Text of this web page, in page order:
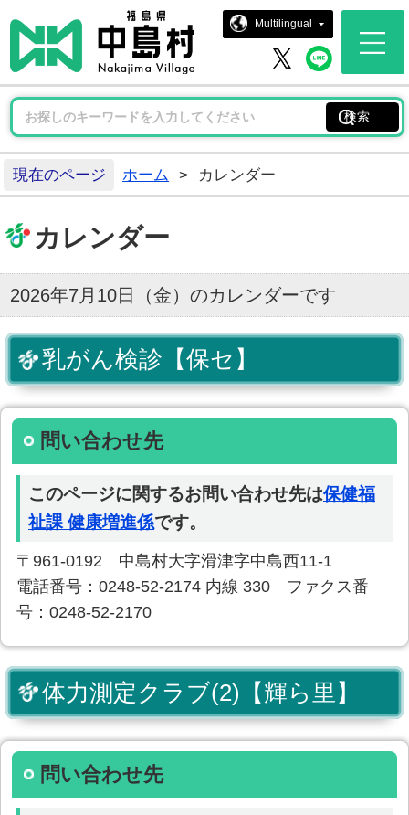
中島村ホ
Multilingual
中島村 X中島
現在のページ ホーム > カレンダー
カレンダー
2026年7月10日（金）のカレンダーです
乳がん検診【保セ】
問い合わせ先
このページに関するお問い合わせ先は保健福
祉課 健康増進係です。
〒961-0192 中島村大字滑津字中島西11-1
電話番号：0248-52-2174 内線 330 ファクス番
号：0248-52-2170
体力測定クラブ(2)【輝ら里】
問い合わせ先